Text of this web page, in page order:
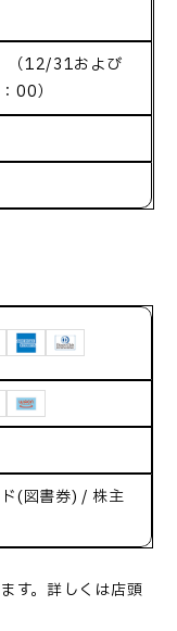
12/31および
00）
(図書券) / 株主
す。詳しくは店頭